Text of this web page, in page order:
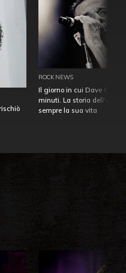
ROCK NEWS
Il giorno in cui Dave
minuti. La storia
sempre la sua vita